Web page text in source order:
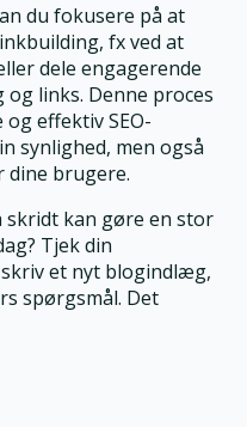
du fokusere på at
fx ved at
dele engagerende
links. Denne proces
effektiv SEO-
synlighed, men også
dine brugere.
skridt kan gøre en stor
Tjek din
et nyt blogindlæg,
spørgsmål. Det